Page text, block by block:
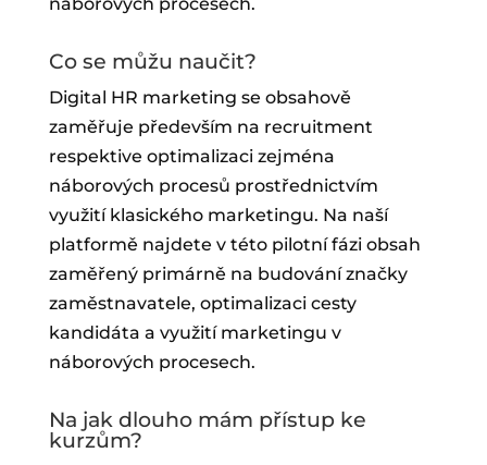
Co se můžu naučit?
Digital HR marketing se obsahově
zaměřuje především na recruitment
respektive optimalizaci zejména
náborových procesů prostřednictvím
využití klasického marketingu. Na naší
platformě najdete v této pilotní fázi obsah
zaměřený primárně na budování značky
zaměstnavatele, optimalizaci cesty
kandidáta a využití marketingu v
náborových procesech.
Na jak dlouho mám přístup ke
kurzům?